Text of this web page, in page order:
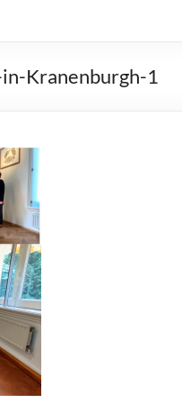
Kranenburgh-1